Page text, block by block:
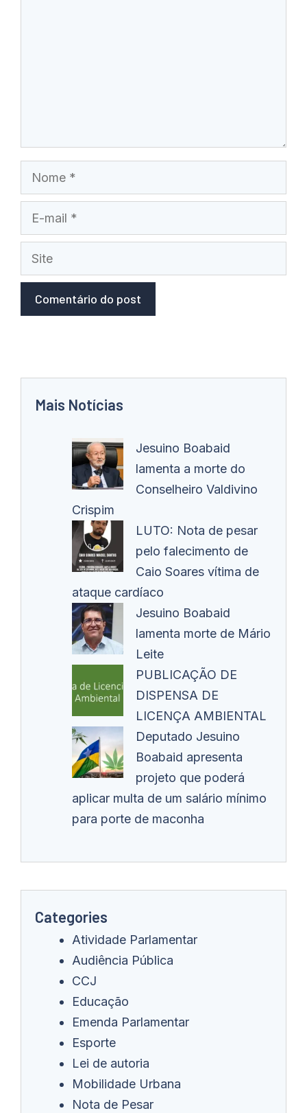
Nome
mail
Site
Mais Notícias
Jesuino Boabaid
lamenta a morte do
Conselheiro Valdivino
Crispim
LUTO: Nota de pesar
pelo falecimento de
Caio Soares vítima de
ataque cardíaco
Jesuino Boabaid
lamenta morte de Mário
Leite
PUBLICAÇÃO DE
DISPENSA DE
LICENÇA AMBIENTAL
Deputado Jesuino
Boabaid apresenta
projeto que poderá
aplicar multa de um salário mínimo
para porte de maconha
Categories
Atividade Parlamentar
Audiência Pública
CCJ
Educação
Emenda Parlamentar
Esporte
Lei de autoria
Mobilidade Urbana
Nota de Pesar